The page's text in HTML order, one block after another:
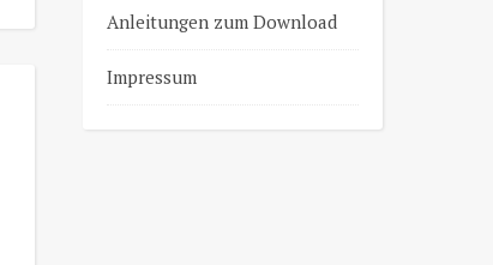
Anleitungen zum Download
Impressum